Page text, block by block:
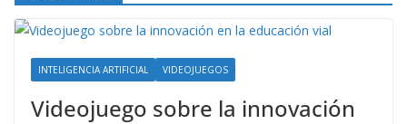
INTELIGENCIA ARTIFICIAL VIDEOJUEGOS
Videojuego sobre la innovación